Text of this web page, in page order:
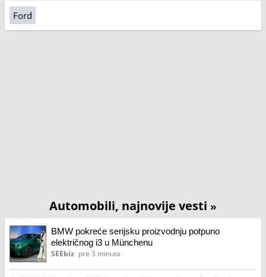
Ford
Automobili, najnovije vesti »
BMW pokreće serijsku proizvodnju potpuno
električnog i3 u Münchenu
SEEbiz pre 3 minuta